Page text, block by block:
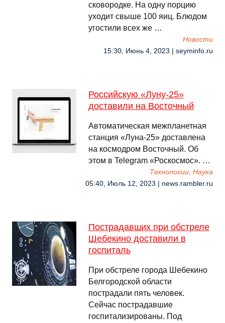
сковородке. На одну порцию
уходит свыше 100 яиц. Блюдом
угостили всех же …
Новости
15:30, Июнь 4, 2023 | seyminfo.ru
Российскую «Луну-25»
доставили на Восточный
Автоматическая межпланетная
станция «Луна-25» доставлена
на космодром Восточный. Об
этом в Telegram «Роскосмос». …
Технологии, Наука
05:40, Июль 12, 2023 | news.rambler.ru
Пострадавших при обстреле
Шебекино доставили в
госпиталь
При обстреле города Шебекино
Белгородской области
пострадали пять человек.
Сейчас пострадавшие
госпитализированы. Под